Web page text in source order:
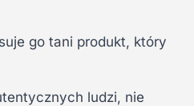
go tani produkt, który
ludzi, nie